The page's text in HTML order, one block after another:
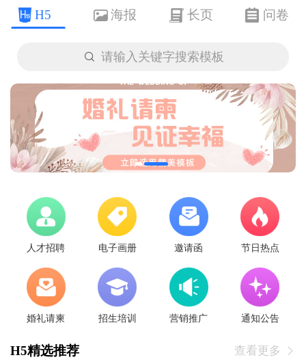
H5 海报 长页 问卷
 请输入关键字搜索模板
人才招聘 电子画册 邀请函 节日热点
婚礼请柬 招生培训 营销推广 通知公告
H5精选推荐 查看更多 